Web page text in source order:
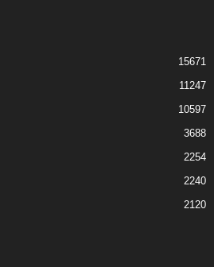
15671
11247
10597
3688
2254
2240
2120